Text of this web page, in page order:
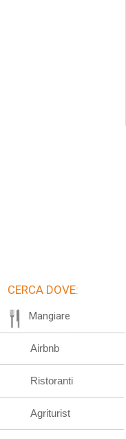
CERCA DOVE:
Mangiare
Airbnb
Ristoranti
Agriturist